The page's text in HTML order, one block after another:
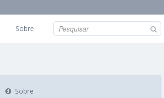
Sobre
Sobre